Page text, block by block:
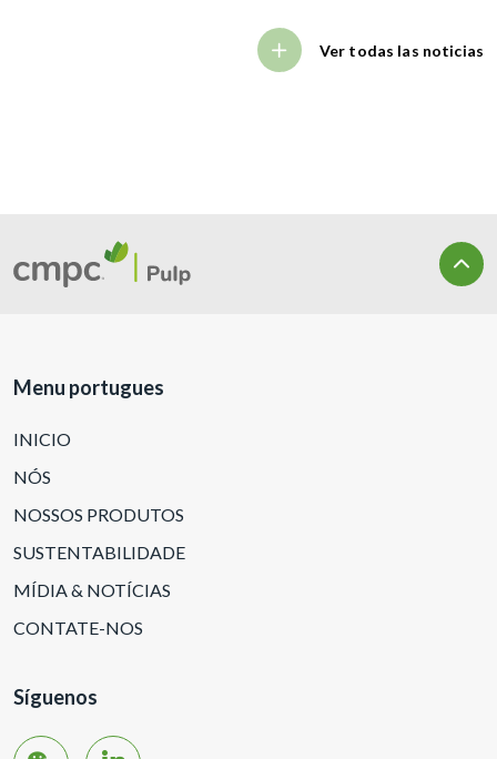
Ver todas las noticias
Menu portugues
INICIO
NÓS
NOSSOS PRODUTOS
SUSTENTABILIDADE
MÍDIA & NOTÍCIAS
CONTATE-NOS
Síguenos